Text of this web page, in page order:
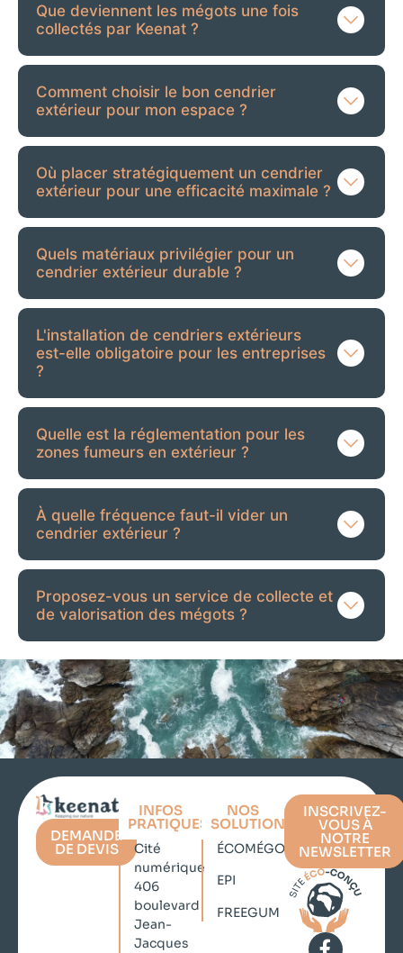
Que deviennent les mégots une fois
collectés par Keenat ?
Comment choisir le bon cendrier
extérieur pour mon espace ?
Où placer stratégiquement un cendrier
extérieur pour une efficacité maximale ?
Quels matériaux privilégier pour un
cendrier extérieur durable ?
L'installation de cendriers extérieurs
est-elle obligatoire pour les entreprises
?
Quelle est la réglementation pour les
zones fumeurs en extérieur ?
À quelle fréquence faut-il vider un
cendrier extérieur ?
Proposez-vous un service de collecte et
de valorisation des mégots ?
DEMANDE
DE DEVIS
INFOS
PRATIQUES
Cité
numérique
406
boulevard
Jean-
Jacques
NOS
SOLUTIONS
ÉCOMÉGOT
EPI
FREEGUM
INSCRIVEZ-
VOUS À
NOTRE
NEWSLETTER